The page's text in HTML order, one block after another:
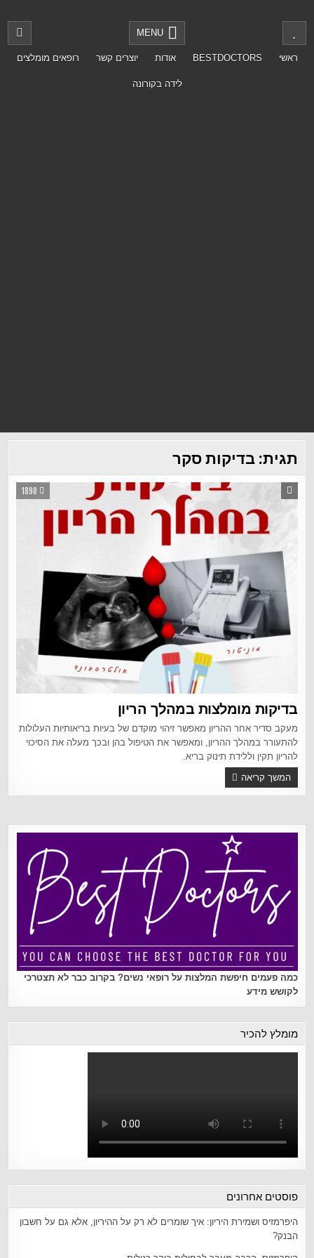
MENU
ראשי BESTDOCTORS אודות יוצרים קשר רופאים מומלצים
לידה בקורונה
תגית:בדיקות סקר
1898
בדיקות מומלצות במהלך הריון
מעקב סדיר אחר ההריון מאפשר זיהוי מוקדם של בעיות בריאותיות העלולות
להתעורר במהלך ההריון, ומאפשר את הטיפול בהן ובכך מעלה את הסיכוי
להריון תקין וללידת תינוק בריא.
המשך קריאה
כמה פעמים חיפשת המלצות על רופאי נשים? בקרוב כבר לא תצטרכי
לקושש מידע
מומלץ להכיר
פוסטים אחרונים
היפרמזיס ושמירת היריון: איך שומרים לא רק על ההיריון, אלא גם על חשבון
הבנק?